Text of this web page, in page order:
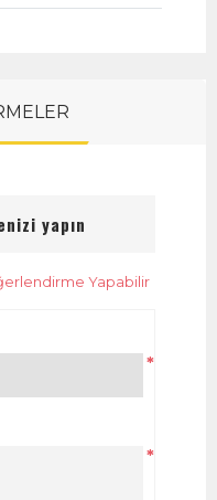
yapın
Yapabilir
*
*